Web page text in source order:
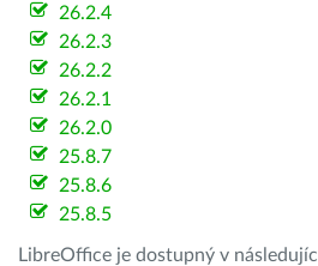
26.2.4
26.2.3
26.2.2
26.2.1
26.2.0
25.8.7
25.8.6
25.8.5
LibreOffice je dostupný v